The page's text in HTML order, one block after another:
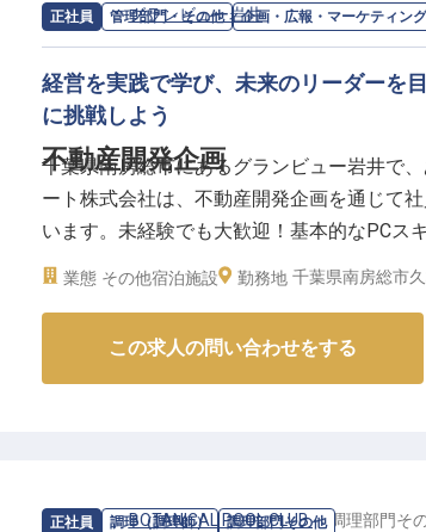
正社員 管理部門・その他 企画・広報・マーケティング
不動産開発企画
求人情報：グランビュー岩井の 企画・広報・マー
経営を実践で学び、未来のリーダーを
に挑戦しよう
千葉県南房総市にあるグランビュー岩井で
ート株式会社は、不動産開発企画を通じて
います。未経験でも大歓迎！基本的なPCス
280,000円＋諸手当。人・物・金・技術・情
展開を目指す実践式経営塾で成長しよう。
業態 その他宿泊施設 勤務地 千葉県南房総市
この求人の問い合わせをする
正社員 調理（調理師） 調理部門その他
求人情報：BOTANICAL POOL CLUBの 調理部門そ